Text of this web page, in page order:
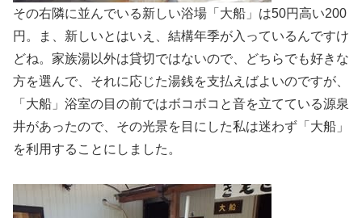
その右隣に並んでいる新しい浴場「大船」は50円高い200
円。ま、新しいとはいえ、結構年季が入っているんですけ
どね。家族湯以外は貸切ではないので、どちらでも好きな
方を選んで、それに応じた湯銭を支払えばよいのですが、
「大船」浴室の目の前ではボコボコと音を立てている源泉
井があったので、その光景を目にした私は迷わず「大船」
を利用することにしました。